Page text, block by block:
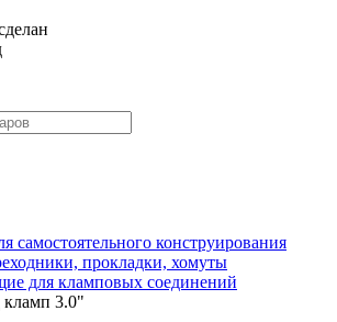
самостоятельного конструирования
прокладки, хомуты
для кламповых соединений
кламп 3.0"